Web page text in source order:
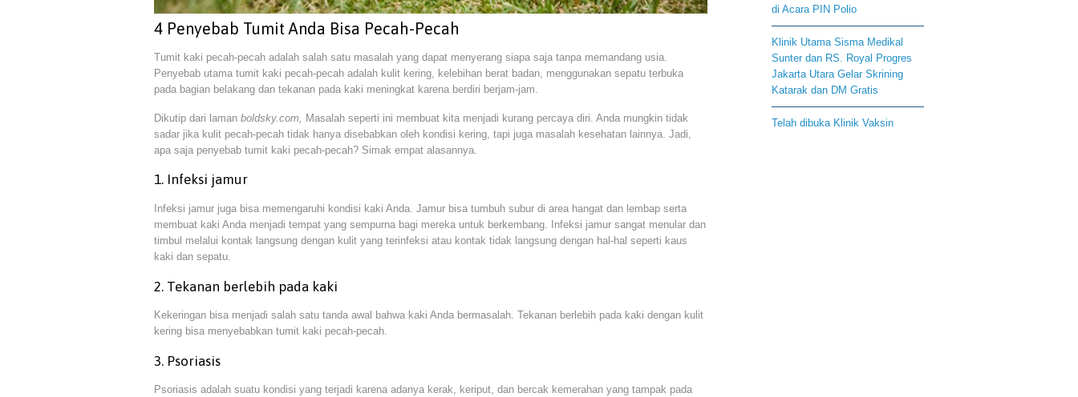
4 Penyebab Tumit Anda Bisa Pecah-Pecah
Tumit kaki pecah-pecah adalah salah satu masalah yang dapat menyerang siapa saja tanpa memandang usia.
Penyebab utama tumit kaki pecah-pecah adalah kulit kering, kelebihan berat badan, menggunakan sepatu terbuka
pada bagian belakang dan tekanan pada kaki meningkat karena berdiri berjam-jam.
Dikutip dari laman boldsky.com,
Masalah seperti ini membuat kita menjadi kurang percaya diri. Anda mungkin tidak
sadar jika kulit pecah-pecah tidak hanya disebabkan oleh kondisi kering, tapi juga masalah kesehatan lainnya. Jadi,
apa saja penyebab tumit kaki pecah-pecah? Simak empat alasannya.
1. Infeksi jamur
Infeksi jamur juga bisa memengaruhi kondisi kaki Anda. Jamur bisa tumbuh subur di area hangat dan lembap serta
membuat kaki Anda menjadi tempat yang sempurna bagi mereka untuk berkembang. Infeksi jamur sangat menular dan
timbul melalui kontak langsung dengan kulit yang terinfeksi atau kontak tidak langsung dengan hal-hal seperti kaus
kaki dan sepatu.
2. Tekanan berlebih pada kaki
Kekeringan bisa menjadi salah satu tanda awal bahwa kaki Anda bermasalah. Tekanan berlebih pada kaki dengan kulit
kering bisa menyebabkan tumit kaki pecah-pecah.
3. Psoriasis
Psoriasis adalah suatu kondisi yang terjadi karena adanya kerak, keriput, dan bercak kemerahan yang tampak pada
di Acara PIN Polio
Klinik Utama Sisma Medikal
Sunter dan RS. Royal Progres
Jakarta Utara Gelar Skrining
Katarak dan DM Gratis
Telah dibuka Klinik Vaksin